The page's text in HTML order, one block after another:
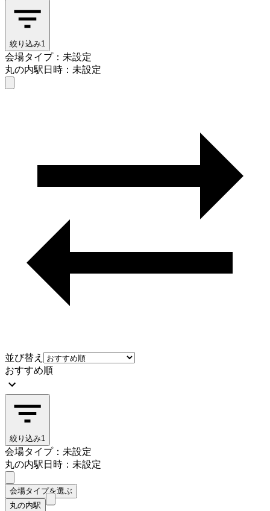
絞り込み1
会場タイプ：未設定
丸の内駅日時：未設定
並び替え
おすすめ順
絞り込み1
会場タイプ：未設定
丸の内駅日時：未設定
会場タイプを選ぶ
丸の内駅